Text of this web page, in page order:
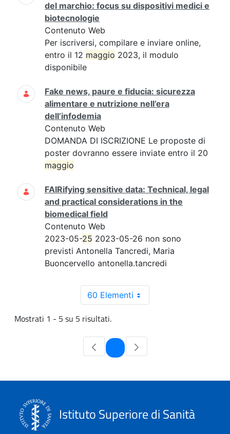
del marchio: focus su dispositivi medici e
biotecnologie
Contenuto Web
Per iscriversi, compilare e inviare online,
entro il 12 maggio 2023, il modulo
disponibile
Fake news, paure e fiducia: sicurezza
alimentare e nutrizione nell’era
dell’infodemia
Contenuto Web
DOMANDA DI ISCRIZIONE Le proposte di
poster dovranno essere inviate entro il 20
maggio
FAIRifying sensitive data: Technical, legal
and practical considerations in the
biomedical field
Contenuto Web
2023-05-25 2023-05-26 non sono
previsti Antonella Tancredi, Maria
Buoncervello antonella.tancredi
60 Elementi
Mostrati 1 - 5 su 5 risultati.
Pagina
Istituto Superiore di Sanità